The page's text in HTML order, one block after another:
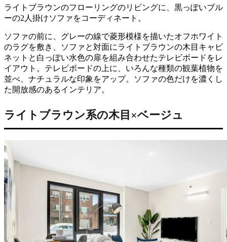
ライトブラウンのフローリングのリビングに、黒っぽいブル
ーの2人掛けソファをコーディネート。
ソファの前に、グレーの線で菱形模様を描いたオフホワイト
のラグを敷き、ソファと対面にライトブラウンの木目キャビ
ネットと白っぽい水色の扉を組み合わせたテレビボードをレ
イアウト。テレビボードの上に、いろんな種類の観葉植物を
並べ、ナチュラルな印象をアップ。ソファの色だけを濃くし
た開放感のあるインテリア。
ライトブラウン系の木目×ベージュ